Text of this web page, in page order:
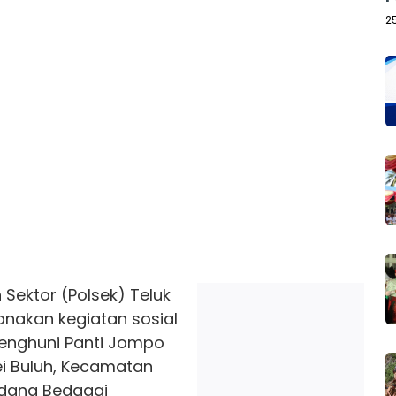
Sektor (Polsek) Teluk
kegiatan sosial
Panti Jompo
Buluh, Kecamatan
Bedagai